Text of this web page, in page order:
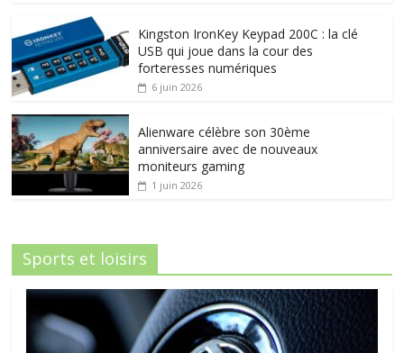
Kingston IronKey Keypad 200C : la clé
USB qui joue dans la cour des
forteresses numériques
6 juin 2026
Alienware célèbre son 30ème
anniversaire avec de nouveaux
moniteurs gaming
1 juin 2026
Sports et loisirs